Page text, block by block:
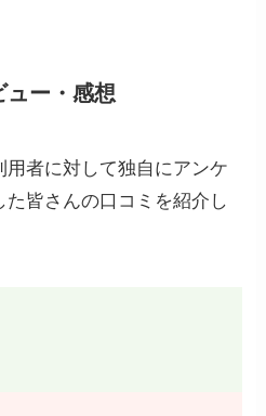
ュー・感想
用者に対して独自にアンケ
皆さんの口コミを紹介し